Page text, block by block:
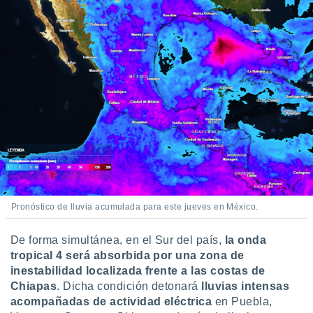
su
u
de
un
o acceder
datos
Pronóstico de lluvia acumulada para este jueves en México.
De forma simultánea, en el Sur del país, la onda
tropical 4 será absorbida por una zona de
inestabilidad localizada frente a las costas de
Chiapas. Dicha condición detonará
lluvias intensas
acompañadas de actividad eléctrica en Puebla,